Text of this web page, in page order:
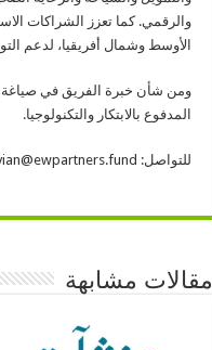
والرقمي. كما تعزز الشراكات
الأوسط وشمال أفريقيا، لدعم
ومن شأن خبرة الفريق في صياغة
المدفوع بالابتكار والتكنولوجيا.
للتواصل: vivian@ewpartners.fund
مقالات مشابهة